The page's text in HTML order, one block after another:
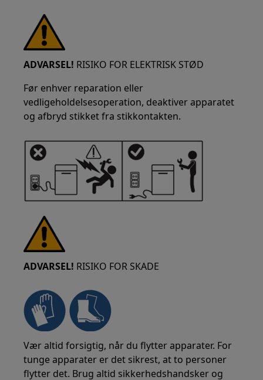
ADVARSEL! RISIKO FOR ELEKTRISK STØD
Før enhver reparation eller
vedligeholdelsesoperation, deaktiver apparatet
og afbryd stikket fra stikkontakten.
ADVARSEL! RISIKO FOR SKADE
Vær altid forsigtig, når du flytter apparater. For
tunge apparater er det sikrest, at to personer
flytter det. Brug altid sikkerhedshandsker og